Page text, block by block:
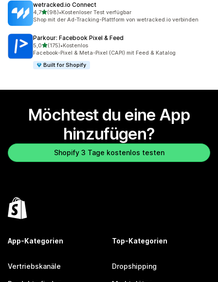
wetracked.io Connect
4,7von 5 Sternen
(98)
98 Rezensionen insgesamt
•Kostenloser Test verfügbar
Shop mit der Ad-Tracking-Plattform von wetracked.io verbinden
Parkour: Facebook Pixel & Feed
5,0von 5 Sternen
(175)
175 Rezensionen insgesamt
•Kostenlos
Facebook-Pixel & Meta-Pixel (CAPI) mit Feed & Katalog
Built for Shopify
Möchtest du eine App
hinzufügen?
Shopify 3 Tage kostenlos testen
App-Kategorien
Vertriebskanäle
Top-Kategorien
Dropshipping